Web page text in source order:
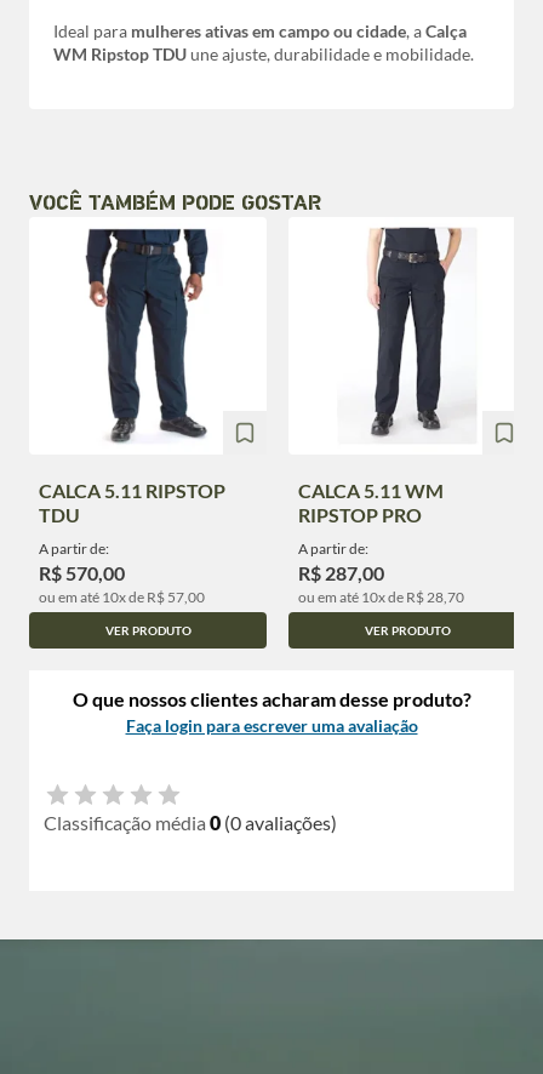
Ideal para mulheres ativas em campo ou cidade, aCalça
WM Ripstop TDU une ajuste, durabilidade e mobilidade.
VOCÊ TAMBÉM PODE GOSTAR
CALCA 5.11 RIPSTOP
TDU
A partir de:
R$ 570,00
ou em até 10x de R$ 57,00
VER PRODUTO
CALCA 5.11 WM
RIPSTOP PRO
A partir de:
R$ 287,00
ou em até 10x de R$ 28,70
VER PRODUTO
O que nossos clientes acharam desse produto?
Faça login para escrever uma avaliação
Classificação média 0 (0 avaliações)